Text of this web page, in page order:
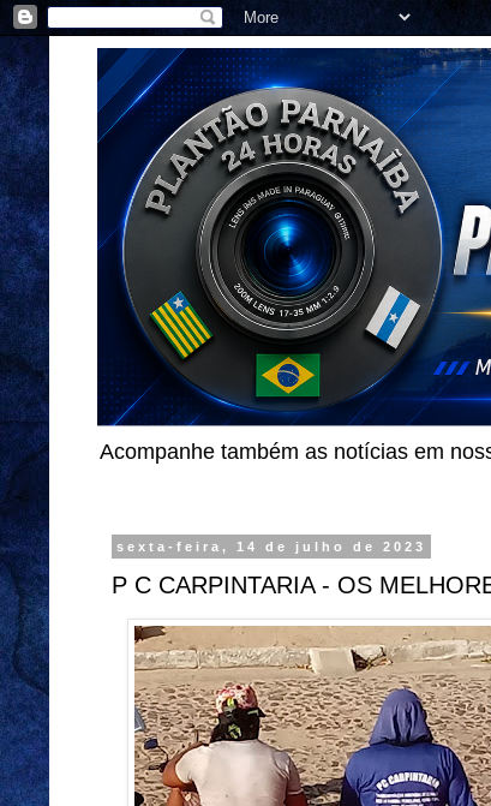
Acompanhe também as notícias em
sexta-feira, 14 de julho de 2023
P C CARPINTARIA - OS